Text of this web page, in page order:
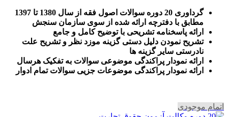
گرداوری 20 دوره سوالات اصول فقه از سال 1380 تا 1397
مطابق با دفترچه ارائه شده از سوی سازمان سنجش
ارائه پاسخنامه تشریحی با توضیح کامل و جامع
تشریح نمودن دلیل دستی گزینه موزد نظر و تشریح علت
نادرستی سایر گزینه ها
ارائه نمودار پراکندگی موضوعی سوالات به تفکیک هرسال
رائه نمودار پراکندگی موضوعات جزیی سوالات تمام ادوار
اتمام موجودی